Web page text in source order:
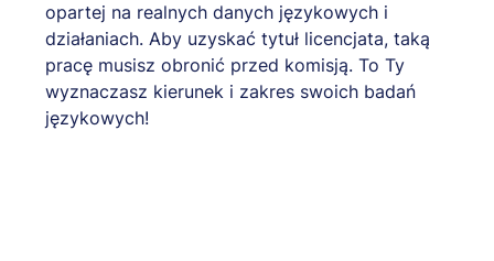
opartej na realnych danych językowych i
działaniach. Aby uzyskać tytuł licencjata, taką
pracę musisz obronić przed komisją. To Ty
wyznaczasz kierunek i zakres swoich badań
językowych!